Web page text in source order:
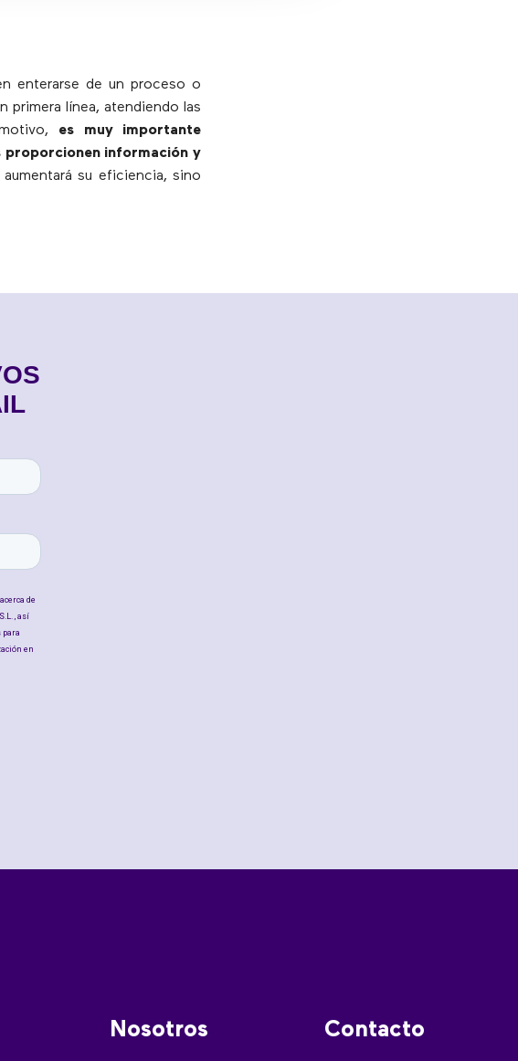
enterarse de un proceso o
primera línea, atendiendo las
es muy importante
proporcionen información y
su eficiencia, sino
Nosotros Contacto